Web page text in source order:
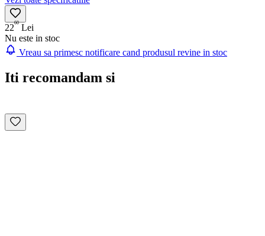
2260 Lei
Nu este in stoc
Vreau sa primesc notificare cand produsul revine in stoc
Iti recomandam si